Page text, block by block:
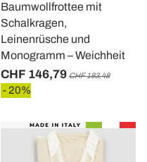
Baumwollfrottee mit
Schalkragen,
Leinenrüsche und
Monogramm – Weichheit
CHF 146,79 CHF 183,48
- 20%